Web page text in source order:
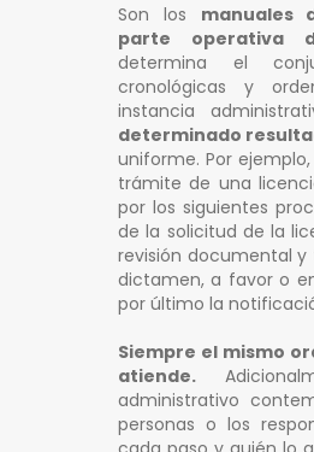
Son los manuales
parte operativa
determina el
cronológicas y
instancia
determinado
uniforme. Por
trámite de una
por los siguientes
de la solicitud de la
revisión documental
dictamen, a favor o
por último la
Siempre el mismo
atiende.
administrativo
personas o los